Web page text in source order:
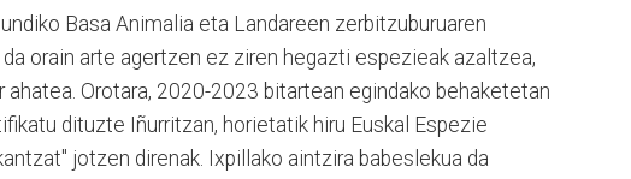
Basa Animalia eta Landareen zerbitzuburuaren
orain arte agertzen ez ziren hegazti espezieak azaltzea,
ahatea. Orotara, 2020-2023 bitartean egindako behaketetan
dituzte Iñurritzan, horietatik hiru Euskal Espezie
jotzen direnak. Ixpillako aintzira babeslekua da